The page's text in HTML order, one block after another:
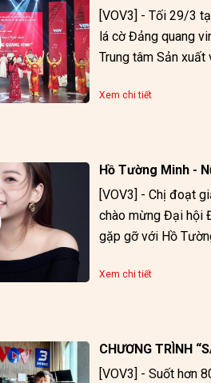
[VOV3] - Tối 29/3
lá cờ Đảng quang
Trung tâm Sản
Xem chi tiết
Hồ Tường Minh -
[VOV3] - Chị đoạt
chào mừng Đại hội
gặp gỡ với Hồ
Xem chi tiết
CHƯƠNG TRÌNH
[VOV3] - Suốt hơn